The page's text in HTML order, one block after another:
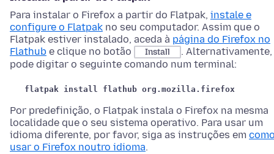
Para instalar o Firefox a partir do Flatpak, instale e
configure o Flatpak no seu computador. Assim que o
Flatpak estiver instalado, aceda à página do Firefox no
Flathub e clique no botão Install
. Alternativamente,
pode digitar o seguinte comando num terminal:
flatpak install flathub org.mozilla.firefox
Por predefinição, o Flatpak instala o Firefox na mesma
localidade que o seu sistema operativo. Para usar um
idioma diferente, por favor, siga as instruções em
usar o Firefox noutro idioma.